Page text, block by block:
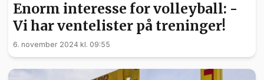
Enorm interesse for volleyball: -
Vi har ventelister på treninger!
6. november 2024 kl. 09:55